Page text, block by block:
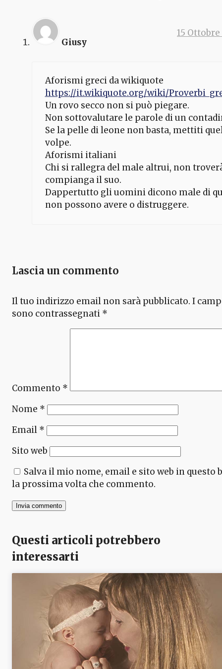
Giusy
15
Aforismi greci da wikiquote
https://it.wikiquote.org/wiki/
Un rovo secco non si può piegare.
Non sottovalutare le parole di un
Se la pelle di leone non basta, mettiti
volpe.
Aforismi italiani
Chi si rallegra del male altrui, non
compianga il suo.
Dappertutto gli uomini dicono male di
non possono avere o distruggere.
Lascia un commento
Il tuo indirizzo email non sarà pubblicato. I
sono contrassegnati *
Commento *
Nome *
Email *
Sito web
Salva il mio nome, email e sito web in questo
la prossima volta che commento.
Questi articoli potrebbero
interessarti